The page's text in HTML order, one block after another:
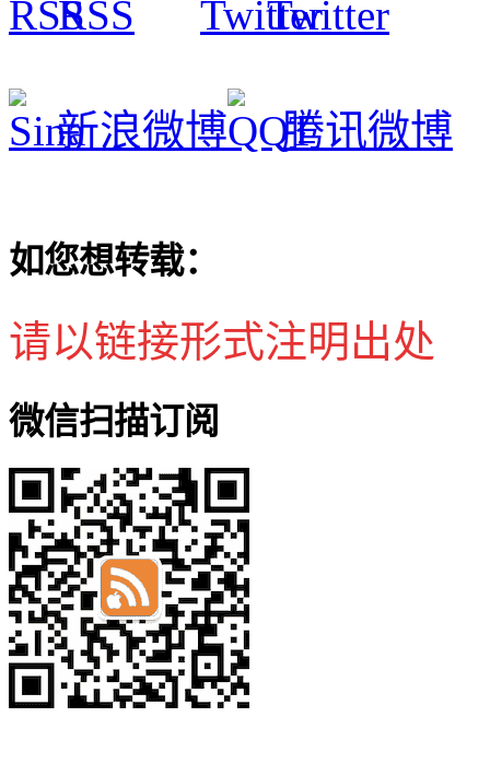
RSS Twitter
新浪微博 腾讯微博
如您想转载：
请以链接形式注明出处
微信扫描订阅